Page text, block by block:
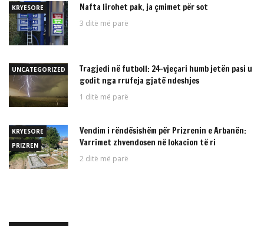
KRYESORE Nafta lirohet pak, ja çmimet për sot
3 ditë më parë
UNCATEGORIZED
Tragjedi në futboll: 24-vjeçari humb jetën pasi u
godit nga rrufeja gjatë ndeshjes
1 ditë më parë
KRYESORE
PRIZREN
Vendim i rëndësishëm për Prizrenin e Arbanën:
Varrimet zhvendosen në lokacion të ri
2 ditë më parë